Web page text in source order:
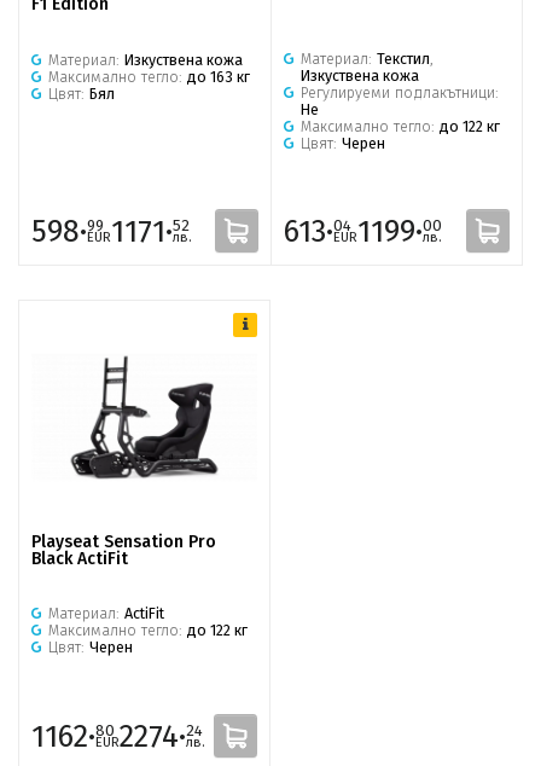
F1 Edition
Материал: Изкуствена кожа
Максимално тегло: до 163 кг
Цвят: Бял
598·99
EUR1171·52
лв.
Материал: Текстил
Изкуствена кожа
Регулируеми подлакътници:
Не
Максимално тегло: до 122 кг
Цвят: Черен
613·04
EUR1199·00
лв.
Playseat Sensation Pro
Black ActiFit
Материал: ActiFit
Максимално тегло: до 122 кг
Цвят: Черен
1162·80
EUR2274·24
лв.